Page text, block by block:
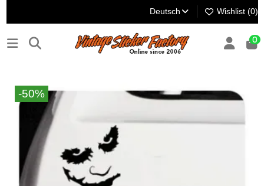
Deutsch Wishlist (0)
0
-50%